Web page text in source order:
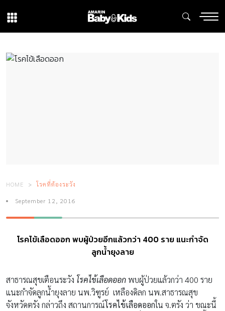
HOME โรคที่ต้องระวัง
September 12, 2016
โรคไข้เลือดออก พบผู้ป่วยอีกแล้วกว่า 400 ราย แนะกำจัด
ลูกน้ำยุงลาย
สาธารณสุขเตือนระวัง โรคไข้เลือดออก พบผู้ป่วยแล้วกว่า 400 ราย
แนะกำจัดลูกน้ำยุงลาย นพ.วิฑูรย์ เหลืองดิลก นพ.สาธารณสุข
จังหวัดตรัง กล่าวถึง สถานการณ์โรคไข้เลือดออกใน จ.ตรัง ว่า ขณะนี้